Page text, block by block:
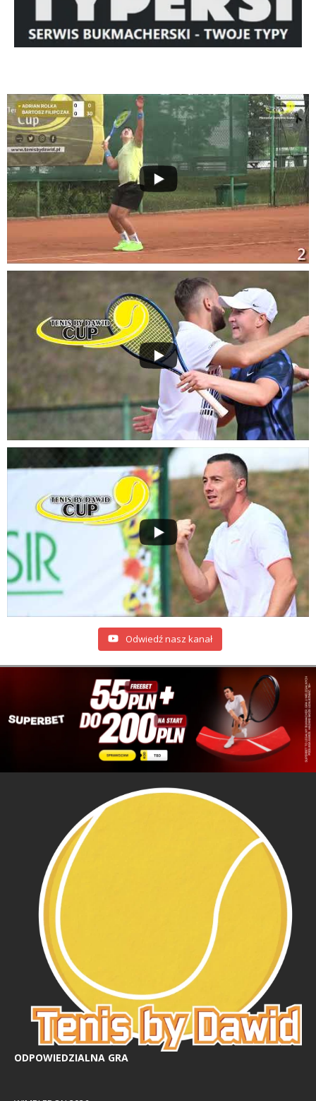
Odwiedź nasz kanał
ODPOWIEDZIALNA GRA